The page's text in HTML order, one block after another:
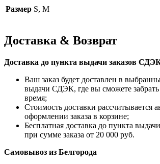
Размер S, M
Доставка & Возврат
Доставка до пункта выдачи заказов
Ваш заказ будет доставлен в
выдачи СДЭК, где вы сможете забрать
время;
Стоимость доставки рассчитывается
оформлении заказа в корзине;
Бесплатная доставка до пункта
при сумме заказа от 20 000 руб.
Самовывоз из Белгорода